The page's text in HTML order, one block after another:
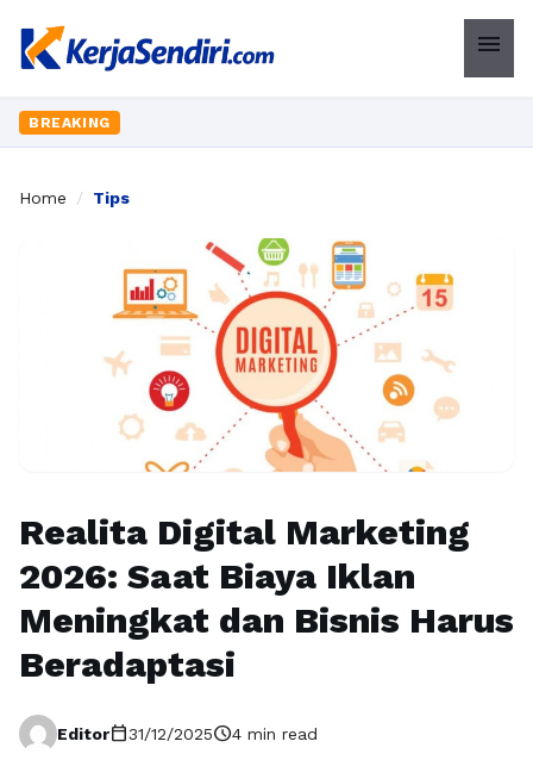
menu
BREAKING
Home / Tips
Realita Digital Marketing
2026: Saat Biaya Iklan
Meningkat dan Bisnis Harus
Beradaptasi
Editorcalendar_today31/12/2025schedule4 min read